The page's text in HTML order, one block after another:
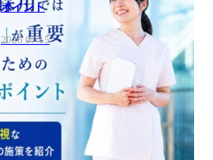
ポイント
2026.07.15